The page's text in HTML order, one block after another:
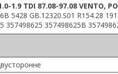
1.9 TDI 87.08-97.08 VENTO,
5428 GB.12320.S01 R154.28
357498625 357498625B